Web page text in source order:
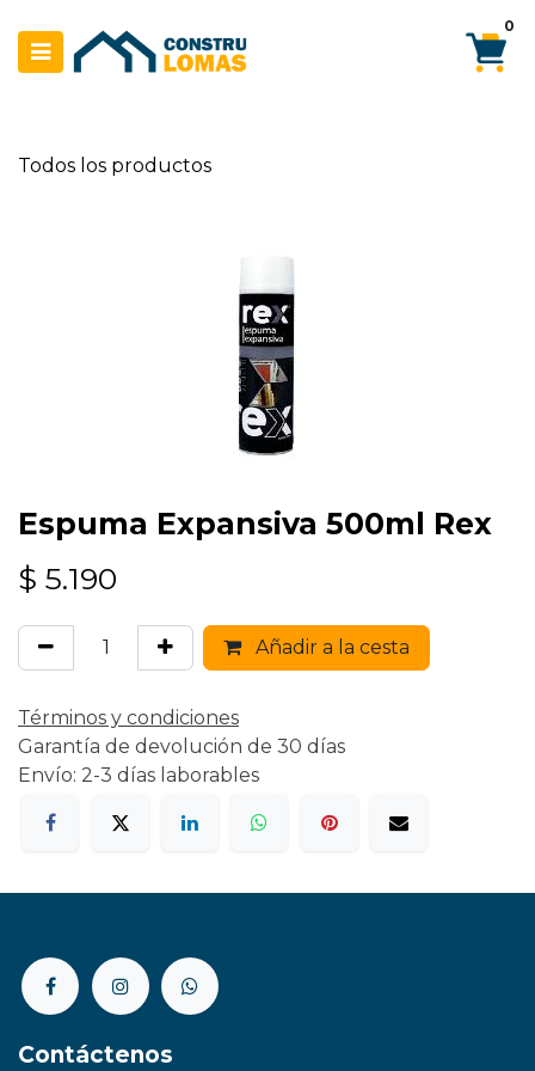
0
Todos los productos
Espuma Expansiva 500ml Rex
$ 5.190
Añadir a la cesta
Términos y condiciones
Garantía de devolución de 30 días
Envío: 2-3 días laborables
Contáctenos